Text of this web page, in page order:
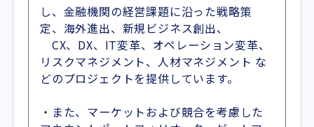
し、金融機関の経営課題に沿った戦略策
定、海外進出、新規ビジネス創出、
CX、DX、IT変革、オペレーション変革、
リスクマネジメント、人材マネジメント な
どのプロジェクトを提供しています。
・また、マーケットおよび競合を考慮した